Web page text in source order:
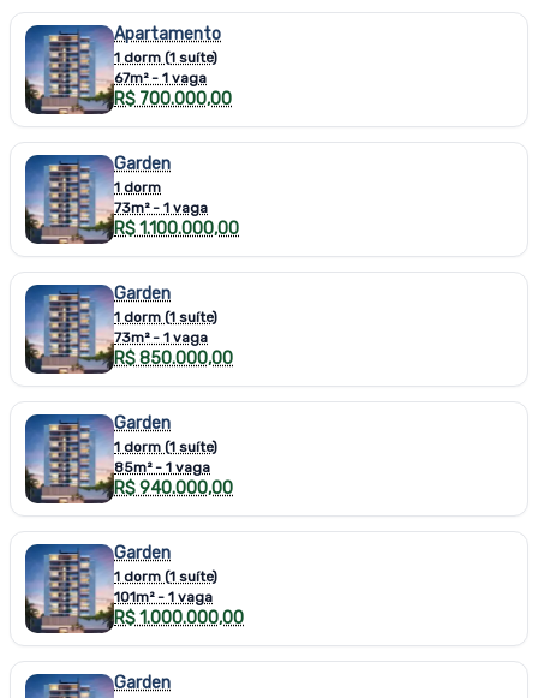
Apartamento
1 dorm (1 suíte)
67m² - 1 vaga
R$ 700.000,00
Garden
1 dorm
73m² - 1 vaga
R$ 1.100.000,00
Garden
1 dorm (1 suíte)
73m² - 1 vaga
R$ 850.000,00
Garden
1 dorm (1 suíte)
85m² - 1 vaga
R$ 940.000,00
Garden
1 dorm (1 suíte)
101m² - 1 vaga
R$ 1.000.000,00
Garden